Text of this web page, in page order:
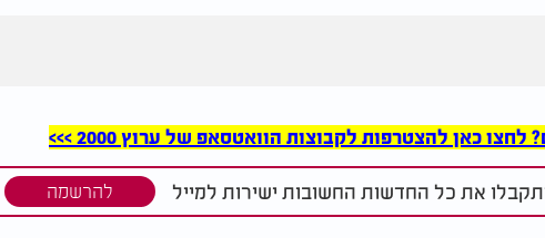
כאן להצטרפות לקבוצות הוואטסאפ של ערוץ 2000 >>>
את כל החדשות החשובות ישירות למייל להרשמה